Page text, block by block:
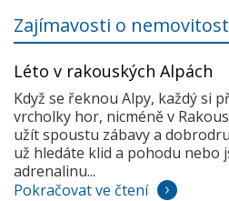
Zajímavosti o
Léto v rakouských Alpách
Když se řeknou Alpy, každý si
vrcholky hor, nicméně v
užít spoustu zábavy a
už hledáte klid a pohodu nebo
adrenalinu...
Pokračovat ve čtení